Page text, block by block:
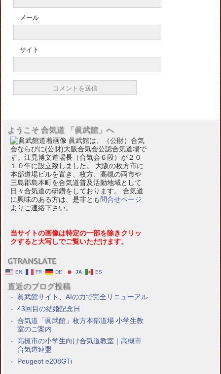
メール
サイト
ようこそ 合気道 「眞武館」へ
眞武館は、（公財）合気
会ならびに(公財)大阪合気会公認合気道場で
す。江見博文道場長（合気会６段）が２０
１０年に設立致しました。 大阪の枚方市に
本部道場ビルを置き、枚方、高槻の両市や
三島郡島本町を合気道普及活動地域として
日々合気道の研鑽をしております。 合気道
に興味のある方は、是非とも 問合せページ
よりご連絡下さい。
当サイトの画像は特定の一部を除きクリッ
クすると大写しでご覧いただけます。
GTRANSLATE
EN FR DE JA ES
直近のブログ投稿
眞武館サイト、AIの力で完全リニューアル
43回目の結婚記念日
合気道「眞武館」枚方本部道場 小学生教
室のご案内
高槻市の小学生向け合気道教室｜高槻市
合気道連盟
Peugeot e208GTi